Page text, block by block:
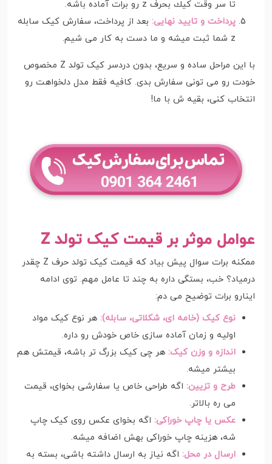
تا سر وقت كيك بحرف z رو برات آماده باشه.
پرداخت و تایید نهایی: بعد از پرداخت، سفارش کیک سابله
z شما ثبت میشه و ما دست به کار می شیم.
با این مراحل ساده و سریع، بدون دردسر کیک تولد Z مخصوص
خودت رو می تونی سفارش بدی. کافیه فقط مدل دلخواهت رو
انتخاب کنی، بقیه ش با ما!
عوامل موثر بر قیمت کیک تولد Z
ممکنه برات سوال پیش بیاد که قیمت کیک تولد حرف Z چقدر
درمیاد؟ خب، بستگی داره به چند تا عامل مهم. توی ادامه
اینارو برات توضیح می دم:
نوع کیک (خامه ای، شکلاتی، سابله): هر نوع کیک مواد
اولیه و زمان آماده سازی خاص خودش رو داره.
اندازه و وزن کیک: هر چی کیک بزرگ تر باشه، قیمتش هم
بیشتر میشه.
طرح و تزیین: اگه طراحی خاص یا سفارشی بخوای، قیمت
می ره بالاتر.
عکس یا چاپ خوراکی: اگه بخوای عکس روی کیک چاپ
شه، هزینه چاپ خوراکی بهش اضافه میشه.
ارسال در محل: اگه نیاز به ارسال داشته باشی، بسته به